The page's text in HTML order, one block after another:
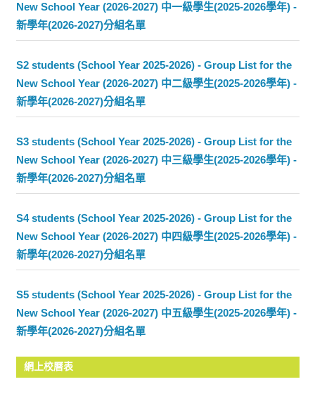
New School Year (2026-2027) 中一級學生(2025-2026學年) -
新學年(2026-2027)分組名單
S2 students (School Year 2025-2026) - Group List for the
New School Year (2026-2027) 中二級學生(2025-2026學年) -
新學年(2026-2027)分組名單
S3 students (School Year 2025-2026) - Group List for the
New School Year (2026-2027) 中三級學生(2025-2026學年) -
新學年(2026-2027)分組名單
S4 students (School Year 2025-2026) - Group List for the
New School Year (2026-2027) 中四級學生(2025-2026學年) -
新學年(2026-2027)分組名單
S5 students (School Year 2025-2026) - Group List for the
New School Year (2026-2027) 中五級學生(2025-2026學年) -
新學年(2026-2027)分組名單
網上校曆表